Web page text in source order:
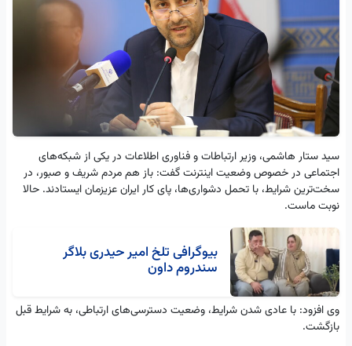
سید ستار هاشمی، وزیر ارتباطات و فناوری اطلاعات در یکی از شبکه‌های
اجتماعی در خصوص وضعیت اینترنت گفت: باز هم مردم شریف و صبور، در
سخت‌ترین شرایط، با تحمل دشواری‌ها، پای کار ایران عزیزمان ایستادند. حالا
نوبت ماست.
بیوگرافی تلخ امیر حیدری بلاگر
سندروم داون
وی افزود: با عادی شدن شرایط، وضعیت دسترسی‌های ارتباطی، به شرایط قبل
بازگشت.